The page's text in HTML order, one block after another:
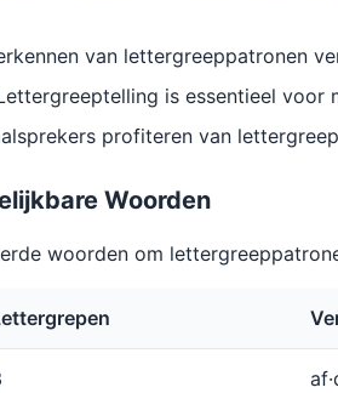
van lettergreeppatronen
is essentieel voor
profiteren van
Woorden
woorden om